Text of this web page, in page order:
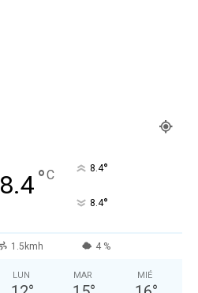
8.4°C 8.4°
8.4°
1.5kmh 4 %
LUN MAR MIÉ